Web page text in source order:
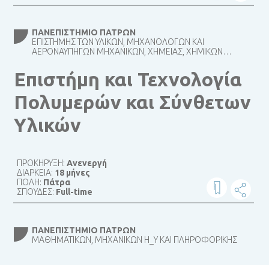
ΠΑΝΕΠΙΣΤΉΜΙΟ ΠΑΤΡΏΝ
ΕΠΙΣΤΉΜΗΣ ΤΩΝ ΥΛΙΚΏΝ, ΜΗΧΑΝΟΛΌΓΩΝ ΚΑΙ
ΑΕΡΟΝΑΥΠΗΓΏΝ ΜΗΧΑΝΙΚΏΝ, ΧΗΜΕΊΑΣ, ΧΗΜΙΚΏΝ
Επιστήμη και Τεχνολογία
Πολυμερών και Σύνθετων
Υλικών
ΠΡΟΚΗΡΥΞΗ:Ανενεργή
ΔΙΑΡΚΕΙΑ: 18 μήνες
ΠΟΛΗ: Πάτρα
ΣΠΟΥΔΕΣ: Full-time
ΠΑΝΕΠΙΣΤΉΜΙΟ ΠΑΤΡΏΝ
ΜΑΘΗΜΑΤΙΚΏΝ, ΜΗΧΑΝΙΚΏΝ Η_Υ ΚΑΙ ΠΛΗΡΟΦΟΡΙΚΉΣ